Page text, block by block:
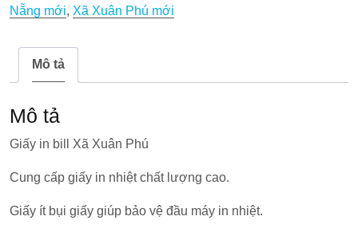
số
Nẵng mới, Xã Xuân Phú mới
Mô tả
Mô tả
Giấy in bill Xã Xuân Phú
Cung cấp giấy in nhiệt chất lượng cao.
Giấy ít bụi giấy giúp bảo vệ đầu máy in nhiệt.